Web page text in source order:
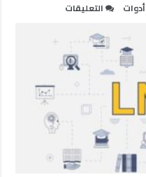
أدوات التعليقات
أنظمة
إدارة
التعلم
LMS
التي
تقدم
تجارب
مجانية
(تحديث